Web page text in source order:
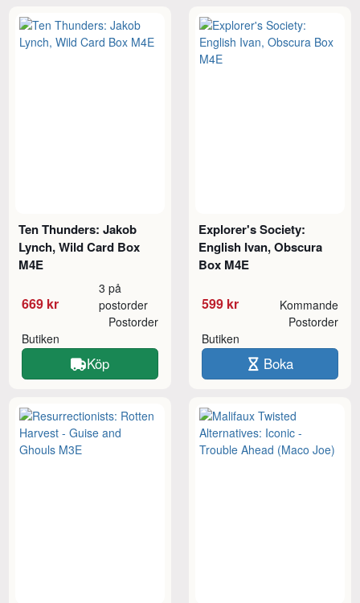
Ten Thunders: Jakob
Lynch, Wild Card Box
M4E
669 kr
3 på
postorder
Butiken
Postorder
Köp
Explorer's Society:
English Ivan, Obscura
Box M4E
599 kr Kommande
Butiken
Postorder
Boka